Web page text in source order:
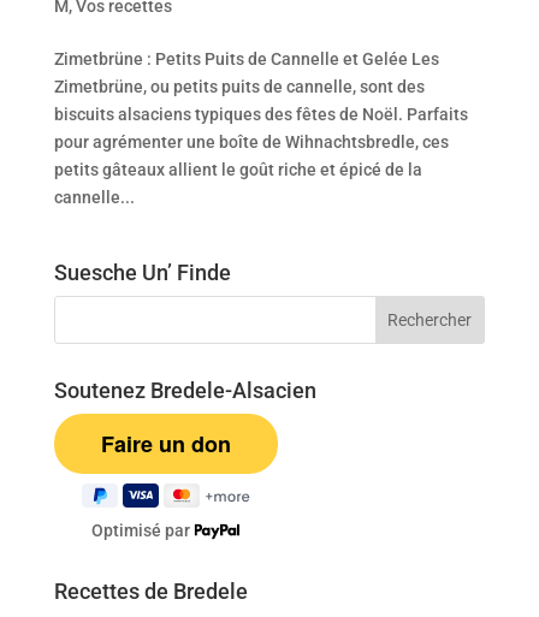
M,Vos recettes
Zimetbrüne : Petits Puits de Cannelle et Gelée Les
Zimetbrüne, ou petits puits de cannelle, sont des
biscuits alsaciens typiques des fêtes de Noël. Parfaits
pour agrémenter une boîte de Wihnachtsbredle, ces
petits gâteaux allient le goût riche et épicé de la
cannelle...
Suesche Un’ Finde
Soutenez Bredele-Alsacien
Optimisé par
Recettes de Bredele